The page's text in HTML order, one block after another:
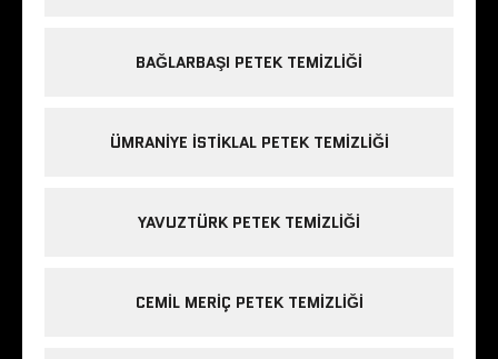
BAĞLARBAŞI PETEK TEMIZLIĞI
ÜMRANIYE ISTIKLAL PETEK TEMIZLIĞI
YAVUZTÜRK PETEK TEMIZLIĞI
CEMIL MERIÇ PETEK TEMIZLIĞI